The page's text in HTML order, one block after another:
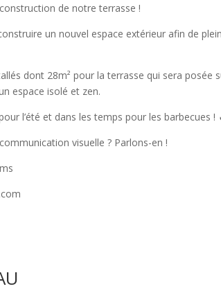
de notre terrasse !
un nouvel espace extérieur afin de
dont 28m² pour la terrasse qui sera posée
espace isolé et zen.
l’été et dans les temps pour les barbecues !
visuelle ? Parlons-en !